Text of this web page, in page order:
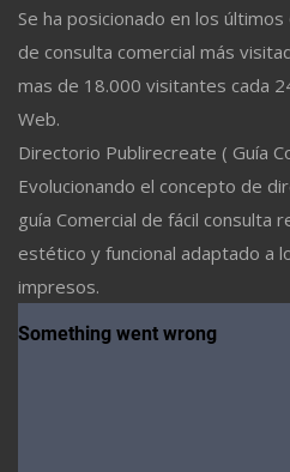
Se ha posicionado en los
de consulta comercial más
mas de 18.000 visitantes cada
Web.
Directorio Publirecreate ( Guía
Evolucionando el concepto de
guía Comercial de fácil consulta
estético y funcional adaptado a
impresos.